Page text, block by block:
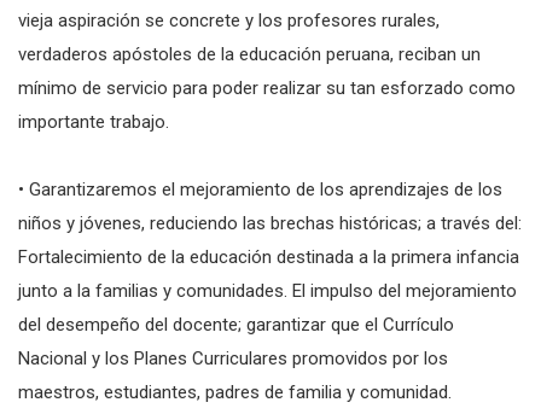
vieja aspiración se concrete y los profesores rurales,
verdaderos apóstoles de la educación peruana, reciban un
mínimo de servicio para poder realizar su tan esforzado como
importante trabajo.
• Garantizaremos el mejoramiento de los aprendizajes de los
niños y jóvenes, reduciendo las brechas históricas; a través del:
Fortalecimiento de la educación destinada a la primera infancia
junto a la familias y comunidades. El impulso del mejoramiento
del desempeño del docente; garantizar que el Currículo
Nacional y los Planes Curriculares promovidos por los
maestros, estudiantes, padres de familia y comunidad.